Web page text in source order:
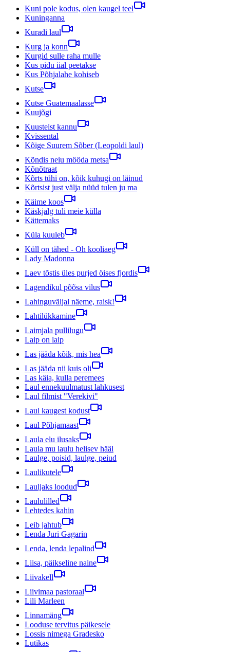
Kuni pole kodus, olen kaugel teel
Kuninganna
Kuradi laul
Kurg ja konn
Kurgid sulle raha mulle
Kus pidu iial peetakse
Kus Põhjalahe kohiseb
Kutse
Kutse Guatemaalasse
Kuujõgi
Kuusteist kannu
Kvissental
Kõige Suurem Sõber (Leopoldi laul)
Kõndis neiu mööda metsa
Kõnõtraat
Kõrts tühi on, kõik kuhugi on läinud
Kõrtsist just välja nüüd tulen ju ma
Käime koos
Käskjalg tuli meie külla
Kättemaks
Küla kuuleb
Küll on tähed - Oh kooliaeg
Lady Madonna
Laev tõstis üles purjed öises fjordis
Lagendikul põõsa vilus
Lahinguväljal näeme, raisk!
Lahtilükkamine
Laimjala pullilugu
Laip on laip
Las jääda kõik, mis hea
Las jääda nii kuis oli
Las käia, kulla peremees
Laul ennekuulmatust lahkusest
Laul filmist "Verekivi"
Laul kaugest kodust
Laul Põhjamaast
Laula elu ilusaks
Laula mu laulu helisev hääl
Laulge, poisid, laulge, peiud
Laulikutele
Lauljaks loodud
Laululilled
Lehtedes kahin
Leib jahtub
Lenda Juri Gagarin
Lenda, lenda lepalind
Liisa, päikseline naine
Liivakell
Liivimaa pastoraal
Lili Marleen
Linnamäng
Looduse tervitus päikesele
Lossis nimega Gradesko
Lutikas